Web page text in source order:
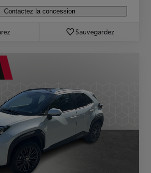
Contactez la concession
Sauvegardez